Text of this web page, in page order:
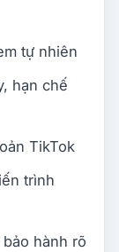
tự nhiên
hạn chế
TikTok
trình
hành rõ